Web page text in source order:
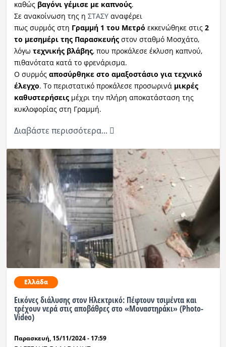
καθώς βαγόνι γέμισε με καπνούς.
Σε ανακοίνωση της η ΣΤΑΣΥαναφέρει
πως συρμός στη Γραμμή 1 του Μετρό εκκενώθηκε στις 2
το μεσημέρι της Παρασκευήςστον σταθμό Μοσχάτο,
λόγω τεχνικής βλάβης, που προκάλεσε έκλυση καπνού,
πιθανότατα κατά το φρενάρισμα.
Ο συρμός αποσύρθηκε στο αμαξοστάσιο για τεχνικό
έλεγχο. Το περιστατικό προκάλεσε προσωρινά μικρές
καθυστερήσειςμέχρι την πλήρη αποκατάσταση της
κυκλοφορίας στη Γραμμή.
Διαβάστε περισσότερα...
Ελλάδα
Εικόνες διάλυσης στον Ηλεκτρικό: Πέφτουν τσιμέντα και
τρέχουν νερά στις αποβάθρες στο «Μοναστηράκι» (Photo-
Video)
Παρασκευή, 15/11/2024 - 17:59